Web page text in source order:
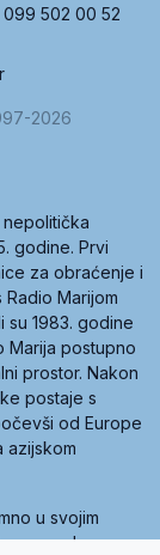
099 502 00 52
2026
godine. Prvi
za obraćenje i
Marijom
su 1983. godine
Marija postupno
prostor. Nakon
postaje s
od Europe
azijskom
u svojim
udruge